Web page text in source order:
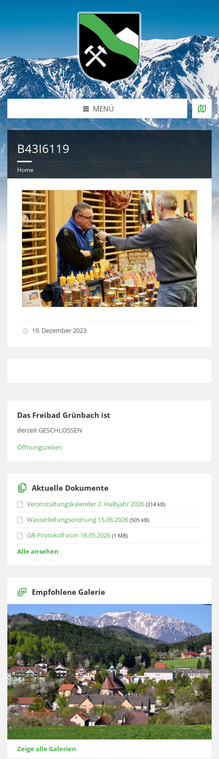
MENÜ
B43I6119
Home
19. Dezember 2023
Das Freibad Grünbach ist
derzeit GESCHLOSSEN
Öffnungszeiten
Aktuelle Dokumente
Veranstaltungskalender 2. Halbjahr 2026 (314 kB)
Wasserleitungsordnung 15.06.2026 (505 kB)
GR-Protokoll vom 18.05.2026 (1 MB)
Alle ansehen
Empfohlene Galerie
Zeige alle Galerien